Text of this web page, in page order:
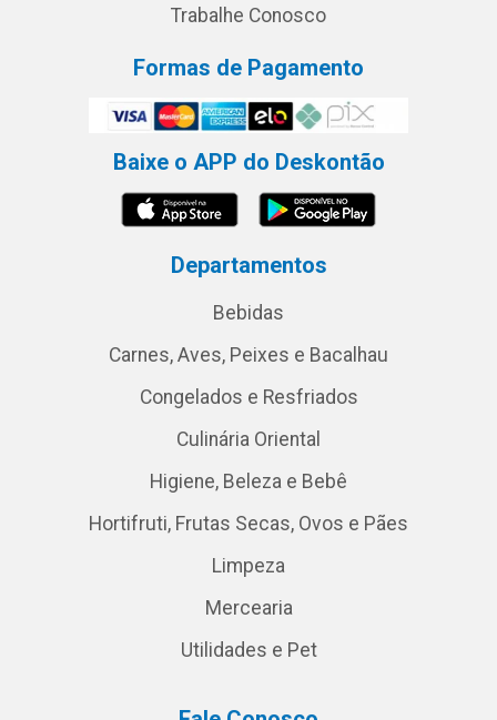
Trabalhe Conosco
Formas de Pagamento
Baixe o APP do Deskontão
Departamentos
Bebidas
Carnes, Aves, Peixes e Bacalhau
Congelados e Resfriados
Culinária Oriental
Higiene, Beleza e Bebê
Hortifruti, Frutas Secas, Ovos e Pães
Limpeza
Mercearia
Utilidades e Pet